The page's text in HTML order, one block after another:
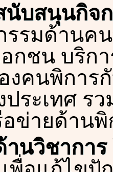
นับสนุนกิจ
รรมด้านค
อกชน บริก
องคนพิการ
ประเทศ ร
อข่ายด้าน
านวิชาการ